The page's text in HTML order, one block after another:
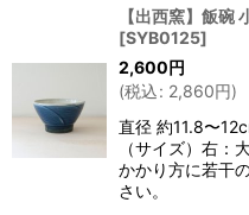
【出西窯】飯碗
[SYB0125]
2,600円
(税込: 2,860円)
直径 約11.8〜
（サイズ）右：
かかり方に若干
さい。